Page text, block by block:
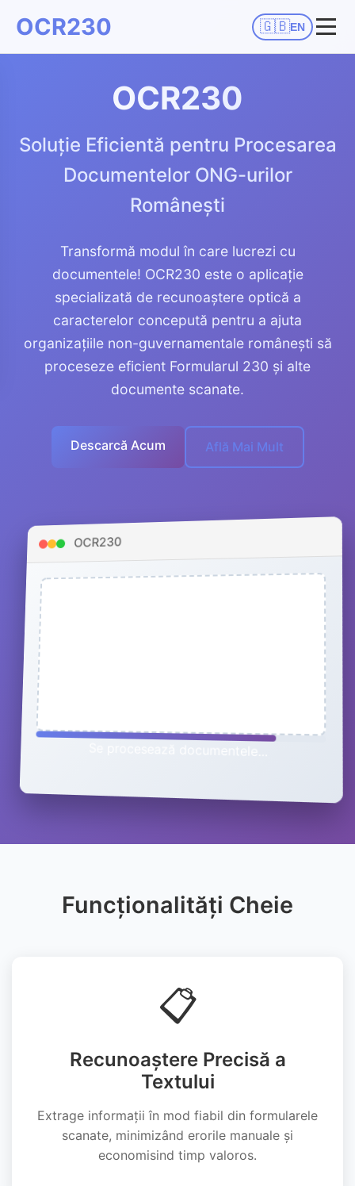
OCR230 🇬🇧EN
OCR230
Soluție Eficientă pentru Procesarea
Documentelor ONG-urilor
Românești
Transformă modul în care lucrezi cu
documentele! OCR230 este o aplicație
specializată de recunoaștere optică a
caracterelor concepută pentru a ajuta
organizațiile non-guvernamentale românești să
proceseze eficient Formularul 230 și alte
documente scanate.
Descarcă Acum Află Mai Mult
OCR230
Funcționalități Cheie
📋
Recunoaștere Precisă a
Textului
Extrage informații în mod fiabil din formularele
scanate, minimizând erorile manuale și
economisind timp valoros.